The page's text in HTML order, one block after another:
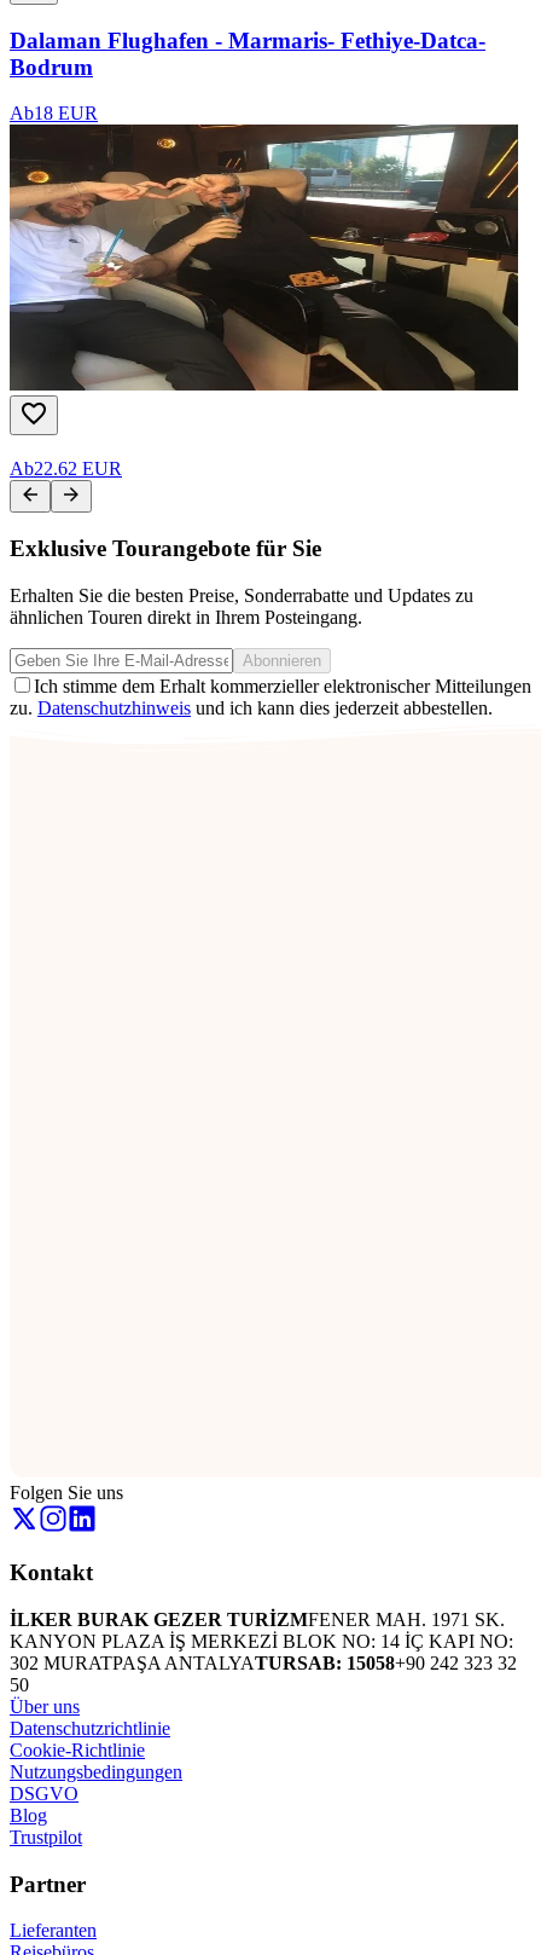
Dalaman Flughafen - Marmaris- Fethiye-Datca-
Bodrum
Ab18 EUR
Ab22.62 EUR
Exklusive Tourangebote für Sie
Erhalten Sie die besten Preise, Sonderrabatte und Updates zu
ähnlichen Touren direkt in Ihrem Posteingang.
Abonnieren
Ich stimme dem Erhalt kommerzieller elektronischer Mitteilungen
zu. Datenschutzhinweis und ich kann dies jederzeit abbestellen.
Folgen Sie uns
Kontakt
İLKER BURAK GEZER TURİZMFENER MAH. 1971 SK.
KANYON PLAZA İŞ MERKEZİ BLOK NO: 14 İÇ KAPI NO:
302 MURATPAŞA ANTALYATURSAB: 15058+90 242 323 32
50
Über uns
Datenschutzrichtlinie
Cookie-Richtlinie
Nutzungsbedingungen
DSGVO
Blog
Trustpilot
Partner
Lieferanten